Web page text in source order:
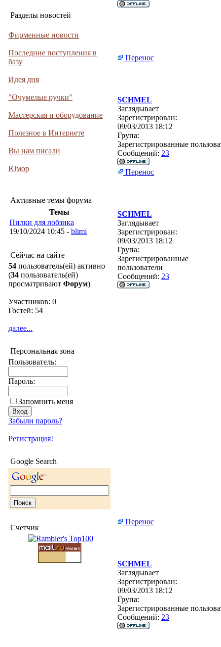
Разделы новостей
Фирменные новости
Последние поступления в
базу
Идея дня
"Очумелые ручки"
Мастерская и оборудование
Полезное в Интернете
Вы нам писали
Юмор
Активные темы форума
Темы
Пилки для лобзика
19/10/2024 10:45 - blimi
Сейчас на сайте
54 пользователь(ей) активно
(34 пользователь(ей)
просматривают Форум)
Участников: 0
Гостей: 54
далее...
Персональная зона
Пользователь:
Пароль:
Запомнить меня
Забыли пароль?
Регистрация!
Google Search
Счетчик
Перенос
SCHMEL
Заглядывает
Зарегистрирован:
09/03/2013 18:12
Група:
Зарегистрированные
Сообщений: 23
Перенос
SCHMEL
Заглядывает
Зарегистрирован:
09/03/2013 18:12
Група:
Зарегистрированные
пользователи
Сообщений: 23
Перенос
SCHMEL
Заглядывает
Зарегистрирован:
09/03/2013 18:12
Група:
Зарегистрированные
Сообщений: 23